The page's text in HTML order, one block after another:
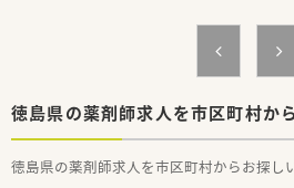
■漢方相談やプライベートブラン
的な視点から健康に貢献している法
■週休2日制で年間休日は110日確
加えてシフトによる休日が設定され
に合わせて休みを取りやすいのが
徳島県の薬剤師求人を市区町村か
徳島県の薬剤師求人を市区町村からお探し